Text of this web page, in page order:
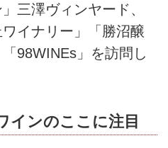
三澤ヴィンヤード、
ワイナリー」「勝沼醸
98WINEs」を訪問し
インのここに注目